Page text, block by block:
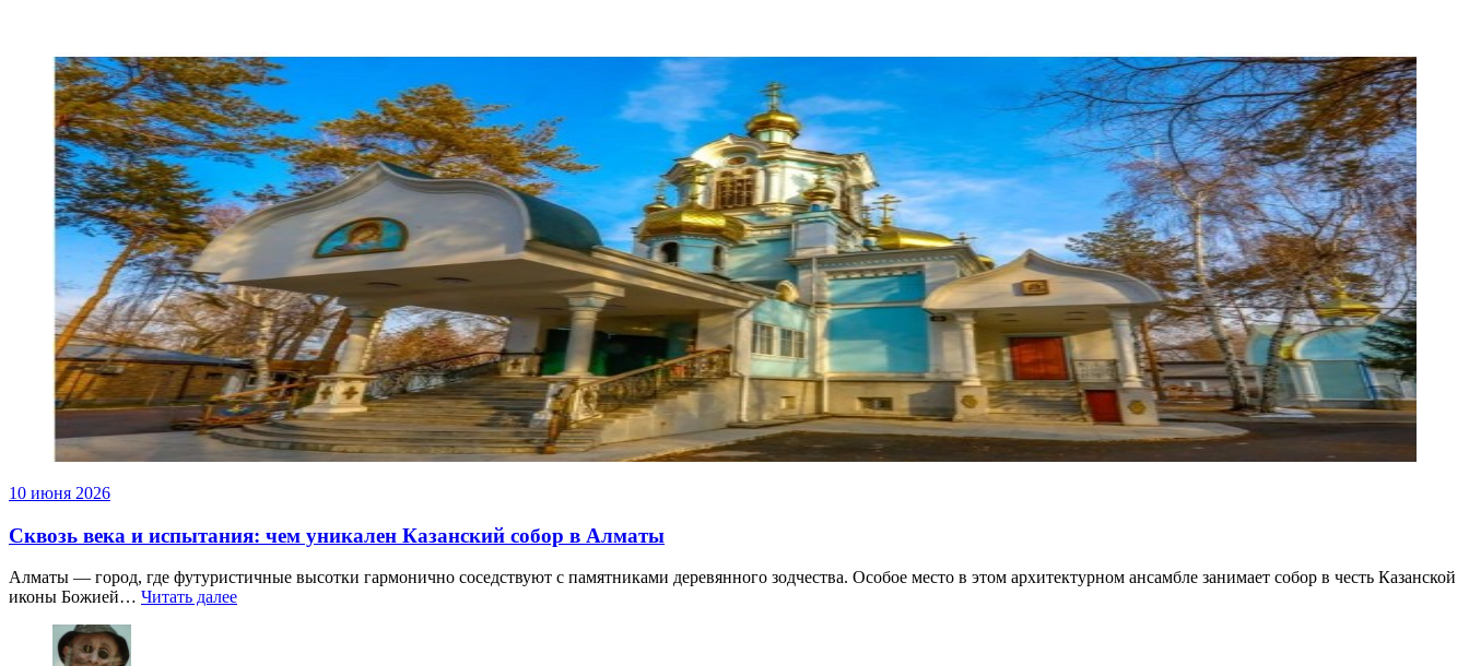
10 июня 2026
Сквозь века и испытания: чем уникален Казанский собор в Алматы
Алматы — город, где футуристичные высотки гармонично соседствуют с памятниками деревянного зодчества. Особое место в этом архитектурном ансамбле занимает собор в честь Казанской
иконы Божией… Читать далее